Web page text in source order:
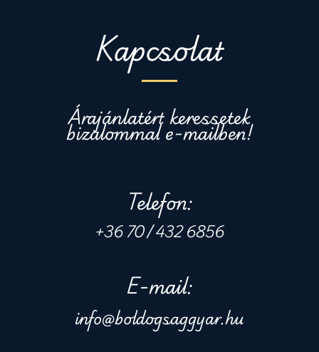
Kapcsolat
Árajánlatért keressetek
bizalommal e-mailben!
Telefon:
+36 70 / 432 6856
E-mail:
info@boldogsaggyar.hu